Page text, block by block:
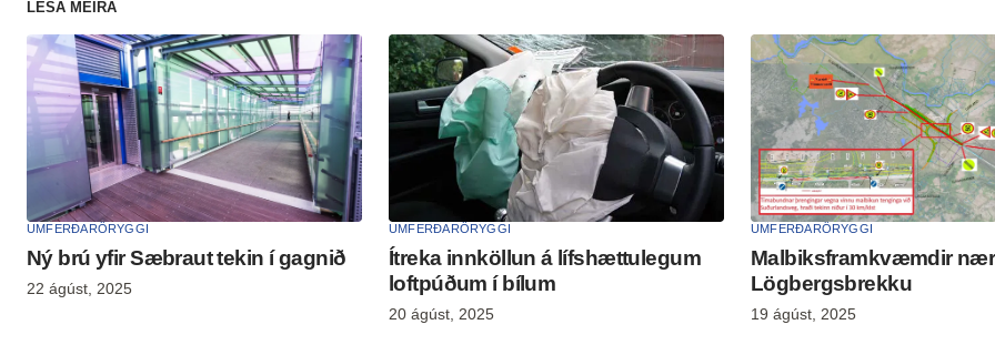
LESA MEIRA
UMFERÐARÖRYGGI
Ný brú yfir Sæbraut tekin í gagn­ið
22 ágúst, 2025
UMFERÐARÖRYGGI
Ítreka innköllun á lífshættulegum
loftpúðum í bílum
20 ágúst, 2025
UMFERÐARÖRYGGI
Malbiks­fram­kvæmd­ir
Lögbergs­brekku
19 ágúst, 2025